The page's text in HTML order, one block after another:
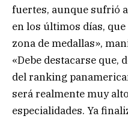
fuertes, aunque sufrió
en los últimos días,
zona de medallas»,
«Debe destacarse que,
del ranking
será realmente muy
especialidades. Ya